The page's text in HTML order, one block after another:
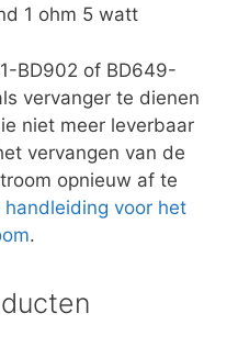
1 ohm 5 watt
BD902 of BD649-
vervanger te dienen
niet meer leverbaar
vervangen van de
opnieuw af te
handleiding voor het
.